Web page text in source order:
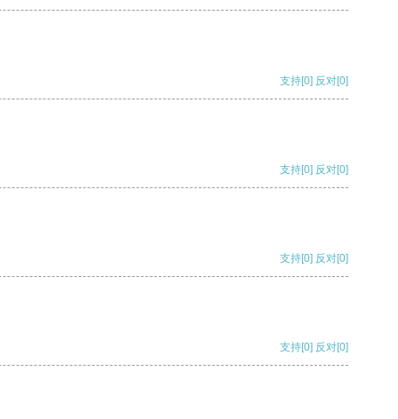
支持[0] 反对[0]
支持[0] 反对[0]
支持[0] 反对[0]
支持[0] 反对[0]